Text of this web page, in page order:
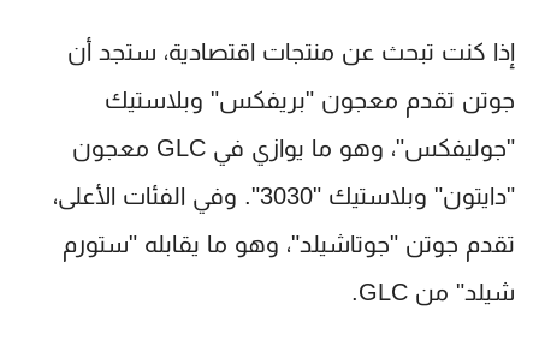
إذا كنت تبحث عن منتجات اقتصادية، ستجد أن
جوتن تقدم معجون "بريفكس" وبلاستيك
"جوليفكس"، وهو ما يوازي في GLC معجون
"دايتون" وبلاستيك "3030". وفي الفئات الأعلى،
تقدم جوتن "جوتاشيلد"، وهو ما يقابله "ستورم
شيلد" من GLC.